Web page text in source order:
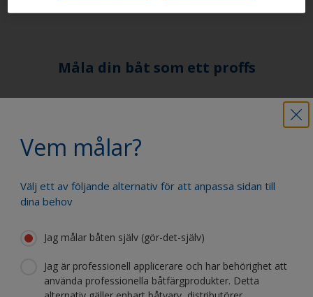
Vem målar?
Välj ett av följande alternativ för att anpassa sidan till
dina behov
Jag målar båten själv (gör-det-själv)
Jag är professionell applicerare och har behörighet att
använda professionella båtfärgprodukter. Detta
Måla din båt som ett proffs
Få allt stöd du behöver för att måla din
Dra nytta av vår kontinuerliga
innovation och vetenskapliga expertis